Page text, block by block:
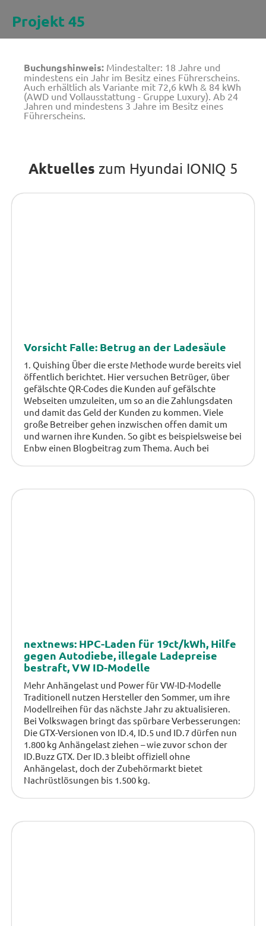
Projekt 45
Buchungshinweis: Mindestalter: 18 Jahre und
mindestens ein Jahr im Besitz eines Führerscheins.
Auch erhältlich als Variante mit 72,6 kWh & 84 kWh
(AWD und Vollausstattung - Gruppe Luxury). Ab 24
Jahren und mindestens 3 Jahre im Besitz eines
Führerscheins.
Aktuelles zum Hyundai IONIQ 5
Vorsicht Falle: Betrug an der Ladesäule
1. Quishing Über die erste Methode wurde bereits viel
öffentlich berichtet. Hier versuchen Betrüger, über
gefälschte QR-Codes die Kunden auf gefälschte
Webseiten umzuleiten, um so an die Zahlungsdaten
und damit das Geld der Kunden zu kommen. Viele
große Betreiber gehen inzwischen offen damit um
und warnen ihre Kunden. So gibt es beispielsweise bei
Enbw einen Blogbeitrag zum Thema. Auch bei
nextnews: HPC-Laden für 19ct/kWh, Hilfe
gegen Autodiebe, illegale Ladepreise
bestraft, VW ID-Modelle
Mehr Anhängelast und Power für VW-ID-Modelle
Traditionell nutzen Hersteller den Sommer, um ihre
Modellreihen für das nächste Jahr zu aktualisieren.
Bei Volkswagen bringt das spürbare Verbesserungen:
Die GTX-Versionen von ID.4, ID.5 und ID.7 dürfen nun
1.800 kg Anhängelast ziehen – wie zuvor schon der
ID.Buzz GTX. Der ID.3 bleibt offiziell ohne
Anhängelast, doch der Zubehörmarkt bietet
Nachrüstlösungen bis 1.500 kg.